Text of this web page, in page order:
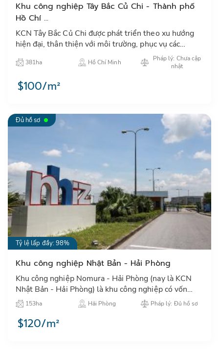
Khu công nghiệp Tây Bắc Củ Chi - Thành phố
Hồ Chí ...
KCN Tây Bắc Củ Chi được phát triển theo xu hướng
hiện đại, thân thiện với môi trường, phục vụ các
ngành công nghiệp nhẹ, điện tử và các ngành công
nghệ cao có l…
381ha Hồ Chí Minh
Pháp lý: Chưa cập
nhật
$100/m²
Đủ hồ sơ
Tỷ lệ lấp đầy: 98%
Khu công nghiệp Nhật Bản - Hải Phòng
Khu công nghiệp Nomura - Hải Phòng (nay là KCN
Nhật Bản - Hải Phòng) là khu công nghiệp có vốn
đầu tư nước ngoài đầu tiên tại miền Bắc, với nhiều
nhà đầu tư Nhậ…
153ha Hải Phòng Pháp lý: Đủ hồ sơ
$120/m²